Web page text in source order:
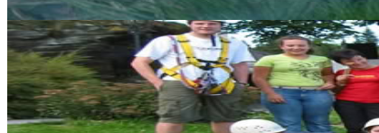
Vienna, Austria
Percorso su corde alte
Che si tratti di un’esperienza di team building per un gruppo